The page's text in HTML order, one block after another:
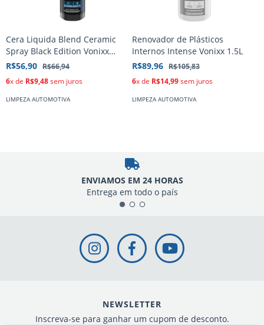
Cera Liquida Blend Ceramic
Spray Black Edition Vonixx
500ml
R$56,90 R$66,94
6x de R$9,48sem juros
LIMPEZA AUTOMOTIVA
Renovador de Plásticos
Internos Intense Vonixx 1.5L
R$89,96 R$105,83
6x de R$14,99sem juros
LIMPEZA AUTOMOTIVA
ENVIAMOS EM 24 HORAS
Entrega em todo o país
NEWSLETTER
Inscreva-se para ganhar um cupom de desconto.